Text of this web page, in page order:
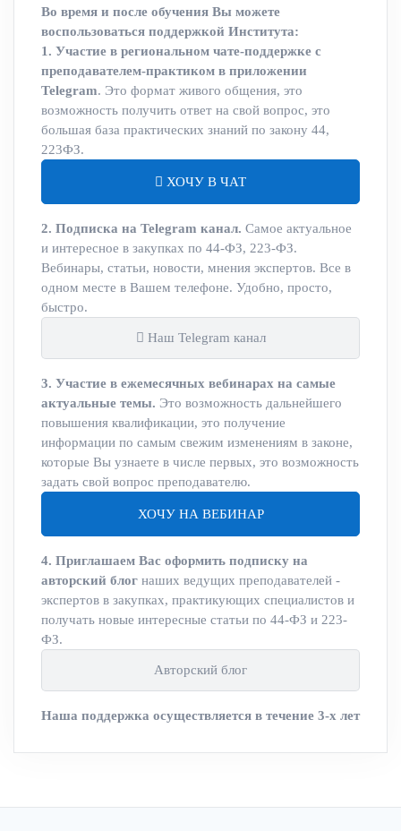
Во время и после обучения Вы можете
воспользоваться поддержкой Института:
1. Участие в региональном чате-поддержке с
преподавателем-практиком в приложении
Telegram. Это формат живого общения, это
возможность получить ответ на свой вопрос, это
большая база практических знаний по закону 44,
223ФЗ.
ХОЧУ В ЧАТ
2. Подписка на Telegram канал. Самое актуальное
и интересное в закупках по 44-ФЗ, 223-ФЗ.
Вебинары, статьи, новости, мнения экспертов. Все в
одном месте в Вашем телефоне. Удобно, просто,
быстро.
Наш Telegram канал
3. Участие в ежемесячных вебинарах на самые
актуальные темы. Это возможность дальнейшего
повышения квалификации, это получение
информации по самым свежим изменениям в законе,
которые Вы узнаете в числе первых, это возможность
задать свой вопрос преподавателю.
ХОЧУ НА ВЕБИНАР
4. Приглашаем Вас оформить подписку на
авторский блог наших ведущих преподавателей -
экспертов в закупках, практикующих специалистов и
получать новые интересные статьи по 44-ФЗ и 223-
ФЗ.
Авторский блог
Наша поддержка осуществляется в течение 3-х лет